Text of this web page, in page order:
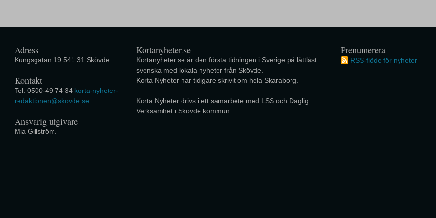
Adress
Kungsgatan 19 541 31 Skövde
Kontakt
Tel. 0500-49 74 34 korta-nyheter-
redaktionen@skovde.se
Ansvarig utgivare
Mia Gillström.
Kortanyheter.se
Kortanyheter.se är den första tidningen i Sverige på lättläst
svenska med lokala nyheter från Skövde.
Korta Nyheter har tidigare skrivit om hela Skaraborg.
Korta Nyheter drivs i ett samarbete med LSS och Daglig
Verksamhet i Skövde kommun.
Prenumerera
RSS-flöde för nyheter